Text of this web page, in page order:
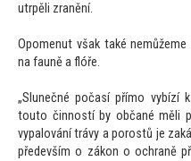
utrpěli zranění.
Opomenut však také
na fauně a flóře.
„Slunečné počasí přímo
touto činností by občané měli
vypalování trávy a porostů je
především o zákon o ochraně